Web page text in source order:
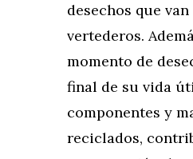
desechos que
vertederos.
momento de
final de su vida
componentes y
reciclados,